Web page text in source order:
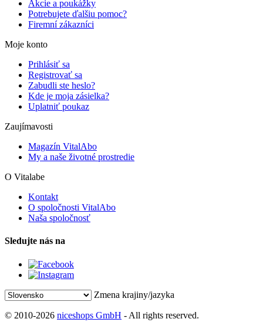
Akcie a poukážky
Potrebujete ďalšiu pomoc?
Firemní zákazníci
Moje konto
Prihlásiť sa
Registrovať sa
Zabudli ste heslo?
Kde je moja zásielka?
Uplatniť poukaz
Zaujímavosti
Magazín VitalAbo
My a naše životné prostredie
O Vitalabe
Kontakt
O spoločnosti VitalAbo
Naša spoločnosť
Sledujte nás na
Zmena krajiny/jazyka
© 2010-2026 niceshops GmbH - All rights reserved.